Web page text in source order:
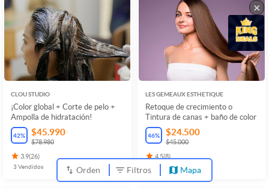
CLOU STUDIO
¡Color global + Corte de pelo +
Ampolla de hidratación!
42% $45.990
$78.980
3.9(26)
3Vendidos
LES GEMEAUX ESTHETIQUE
Retoque de crecimiento o
Tintura de canas + baño de color
46% $24.500
$45.000
4.5(8)
Vendidos
Orden Filtros Mapa
×